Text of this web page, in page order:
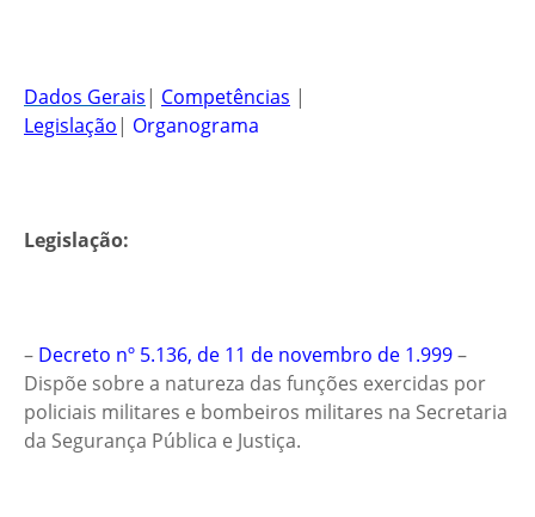
Dados Gerais | Competências |
Legislação | Organograma
Legislação:
– Decreto nº 5.136, de 11 de novembro de 1.999–
Dispõe sobre a natureza das funções exercidas por
policiais militares e bombeiros militares na Secretaria
da Segurança Pública e Justiça.